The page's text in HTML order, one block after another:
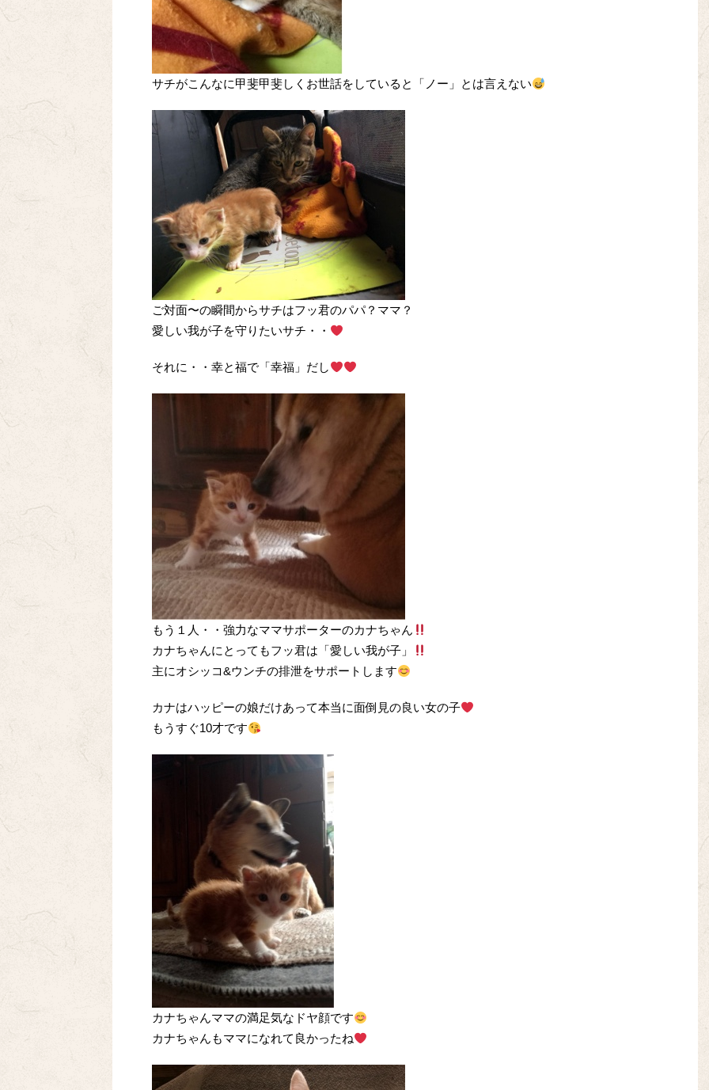
サチがこんなに甲斐甲斐しくお世話をしていると「ノー」とは言えない
ご対面〜の瞬間からサチはフッ君のパパ？ママ？
愛しい我が子を守りたいサチ・・
それに・・幸と福で「幸福」だし
もう１人・・強力なママサポーターのカナちゃん
カナちゃんにとってもフッ君は「愛しい我が子」
主にオシッコ&ウンチの排泄をサポートします
カナはハッピーの娘だけあって本当に面倒見の良い女の子
もうすぐ10才です
カナちゃんママの満足気なドヤ顔です
カナちゃんもママになれて良かったね